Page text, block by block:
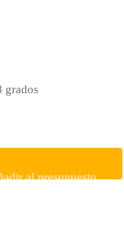
grados
al presupuesto